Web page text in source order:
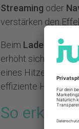
Streaming oder
verstärken den
Beim Laden des
erhöht sich die
eines
effiziente
So